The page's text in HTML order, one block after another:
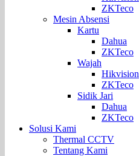
ZKTeco
Mesin Absensi
Kartu
Dahua
ZKTeco
Wajah
Hikvision
ZKTeco
Sidik Jari
Dahua
ZKTeco
Solusi Kami
Thermal CCTV
Tentang Kami